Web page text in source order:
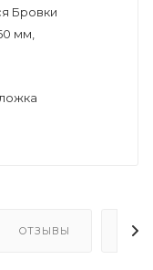
Бровки
мм,
ОТЗЫВЫ